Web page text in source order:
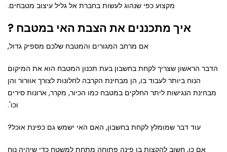
מקצוע כפי שנהוג לעשות בחברת אל גליל עיצוב מטבחים.
איך מתכננים את הצבת האי במטבח ?
אם מרחב המגורים והמטבח שלכם מספיק גדול,
הדבר הראשון שצריך לקחת בחשבון בעת תכנון המטבח הוא את המיקום
הנוח ביותר לעבוד בו, הן מבחינת הקרבה לחלונות לצורך אוורור והן
מבחינת הנגישות ליתר החלקים במטבח כמו הכיור, מקרר, ארונות סירים
וכו'.
עוד דבר שמומלץ לקחת בחשבון, האם האי ישמש גם כפינת אוכל?
אם כן, חשוב להקצות בו פינה פתוחה מתחת למשטח כדי שיהיה נוח